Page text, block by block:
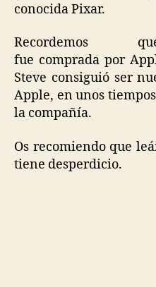
conocida Pixar.
Recordemos
fue comprada por
Steve consiguió ser
Apple, en unos
la compañía.
Os recomiendo que
tiene desperdicio.